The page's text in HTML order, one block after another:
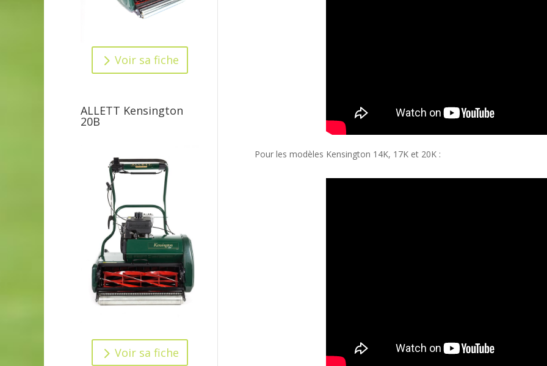
Voir sa fiche
ALLETT Kensington
20B
Voir sa fiche
Pour les modèles Kensington 14K, 17K et 20K :